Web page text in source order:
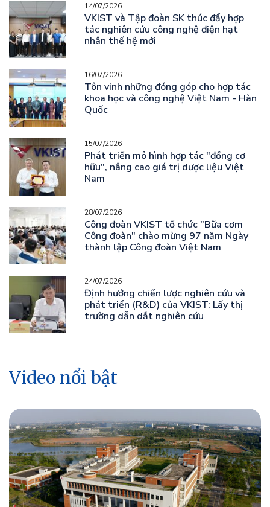
14/07/2026
VKIST và Tập đoàn SK thúc đẩy hợp
tác nghiên cứu công nghệ điện hạt
nhân thế hệ mới
16/07/2026
Tôn vinh những đóng góp cho hợp tác
khoa học và công nghệ Việt Nam - Hàn
Quốc
15/07/2026
Phát triển mô hình hợp tác "đồng cơ
hữu", nâng cao giá trị dược liệu Việt
Nam
28/07/2026
Công đoàn VKIST tổ chức "Bữa cơm
Công đoàn" chào mừng 97 năm Ngày
thành lập Công đoàn Việt Nam
24/07/2026
Định hướng chiến lược nghiên cứu và
phát triển (R&D) của VKIST: Lấy thị
trường dẫn dắt nghiên cứu
Video nổi bật